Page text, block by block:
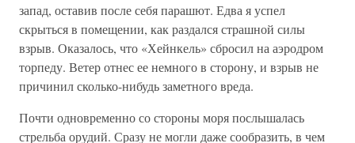
запад, оставив после себя парашют. Едва я успел
скрыться в помещении, как раздался страшной силы
взрыв. Оказалось, что «Хейнкель» сбросил на аэродром
торпеду. Ветер отнес ее немного в сторону, и взрыв не
причинил сколько-нибудь заметного вреда.
Почти одновременно со стороны моря послышалась
стрельба орудий. Сразу не могли даже сообразить, в чем